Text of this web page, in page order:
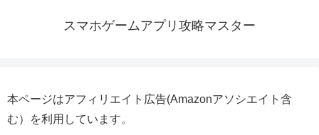
スマホゲームアプリ攻略マスター
本ページはアフィリエイト広告(Amazonアソシエイト含
む）を利用しています。